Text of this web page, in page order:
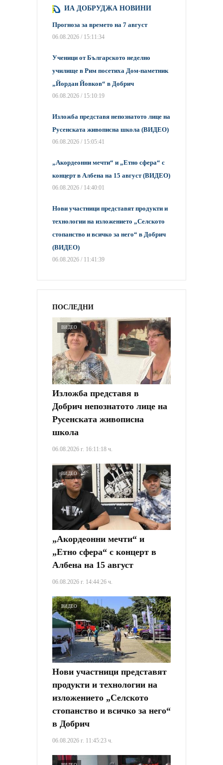
ИА ДОБРУДЖА НОВИНИ
Прогноза за времето на 7 август
06.08.2026 / 15:11:34
Ученици от Българското неделно
училище в Рим посетиха Дом-паметник
„Йордан Йовков“ в Добрич
06.08.2026 / 15:10:19
Изложба представя непознатото лице на
Русенската живописна школа (ВИДЕО)
06.08.2026 / 15:05:41
„Акордеонни мечти“ и „Етно сфера“ с
концерт в Албена на 15 август (ВИДЕО)
06.08.2026 / 14:40:01
Нови участници представят продукти и
технологии на изложението „Селското
стопанство и всичко за него“ в Добрич
(ВИДЕО)
06.08.2026 / 11:41:39
ПОСЛЕДНИ
ВИДЕО
Изложба представя в
Добрич непознатото лице на
Русенската живописна
школа
06.08.2026 г. 16:11:18 ч.
ВИДЕО
„Акордеонни мечти“ и
„Етно сфера“ с концерт в
Албена на 15 август
06.08.2026 г. 14:44:26 ч.
ВИДЕО
Нови участници представят
продукти и технологии на
изложението „Селското
стопанство и всичко за него“
в Добрич
06.08.2026 г. 11:45:23 ч.